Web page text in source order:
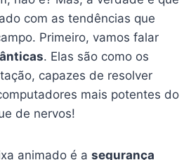
com as tendências que
Primeiro, vamos falar
. Elas são como os
capazes de resolver
mais potentes do
de nervos!
animado é asegurança